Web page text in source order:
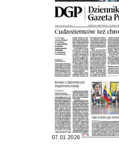
07.01.2026